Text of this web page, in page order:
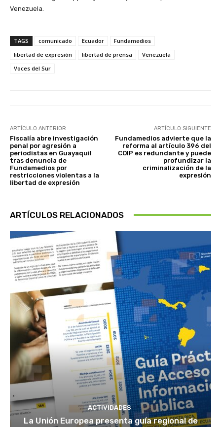
Venezuela.
TAGS comunicado Ecuador
Fundamedios
libertad de expresión
libertad de prensa
Venezuela
Voces del Sur
ARTÍCULO ANTERIOR
Fiscalía abre investigación
penal por agresión a
periodistas en Guayaquil
tras denuncia de
Fundamedios por
restricciones violentas a la
libertad de expresión
ARTÍCULO SIGUIENTE
Fundamedios advierte que la
reforma al artículo 396 del
COIP es redundante y puede
profundizar la
criminalización de la
expresión
ARTÍCULOS RELACIONADOS
ACTIVIDADES
La Unión Europea presenta guía regional de